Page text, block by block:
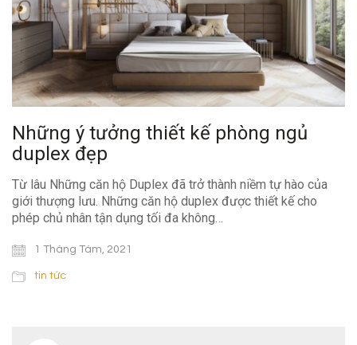
Những ý tưởng thiết kế phòng ngủ
duplex đẹp
Từ lâu Những căn hộ Duplex đã trở thành niềm tự hào của
giới thượng lưu. Những căn hộ duplex được thiết kế cho
phép chủ nhân tận dụng tối đa không…
1 Tháng Tám, 2021
tin tức